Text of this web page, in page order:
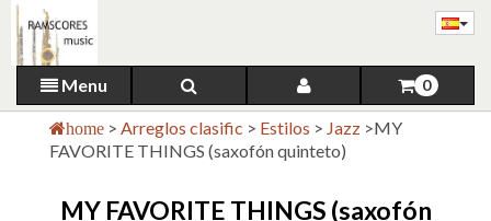
Menu 0
home > Arreglos clasific > Estilos > Jazz >MY
FAVORITE THINGS (saxofón quinteto)
MY FAVORITE THINGS (saxofón